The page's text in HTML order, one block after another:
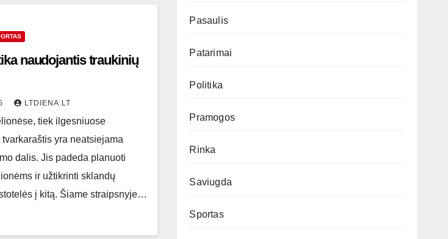
naudojantis traukinių
LTDIENA.LT
tiek ilgesniuose
yra neatsiejama
dalis. Jis padeda planuoti
ir užtikrinti sklandų
į kitą. Šiame straipsnyje…
Pasaulis
Patarimai
Politika
Pramogos
Rinka
Saviugda
Sportas